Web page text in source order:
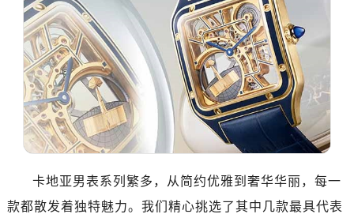
卡地亚男表系列繁多，从简约优雅到奢华华丽，每一
款都散发着独特魅力。我们精心挑选了其中几款最具代表